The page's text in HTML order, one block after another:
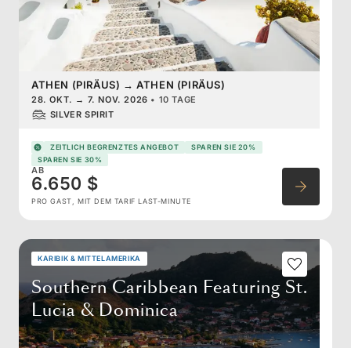
ATHEN (PIRÄUS) → ATHEN (PIRÄUS)
28. OKT. → 7. NOV. 2026 • 10 TAGE
SILVER SPIRIT
ZEITLICH BEGRENZTES ANGEBOT
SPAREN SIE 20%
SPAREN SIE 30%
AB
6.650 $
PRO GAST, MIT DEM TARIF LAST-MINUTE
KARIBIK & MITTELAMERIKA
Southern Caribbean Featuring St.
Lucia & Dominica